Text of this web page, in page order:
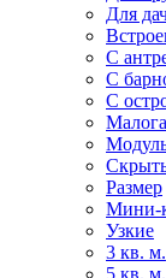
Для
С
С
С
Размер
Мини-
Узкие
3 кв. м.
5 кв. м.